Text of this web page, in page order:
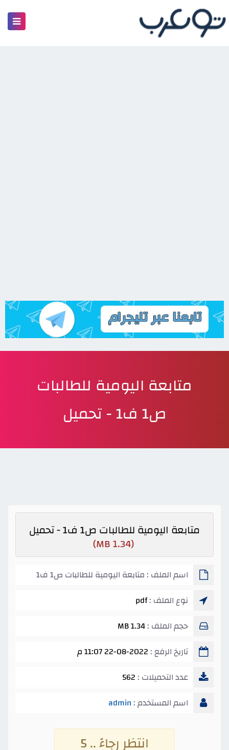
متابعة اليومية للطالبات
ص1 ف1 - تحميل
متابعة اليومية للطالبات ص1 ف1 - تحميل
(1.34 MB)
اسم الملف : متابعة اليومية للطالبات ص1 ف1
نوع الملف :pdf
حجم الملف :1.34 MB
تاريخ الرفع : 22-08-2022 11:07 م
عدد التحميلات : 562
اسم المستخدم : admin
انتظر رجاءً .. 4